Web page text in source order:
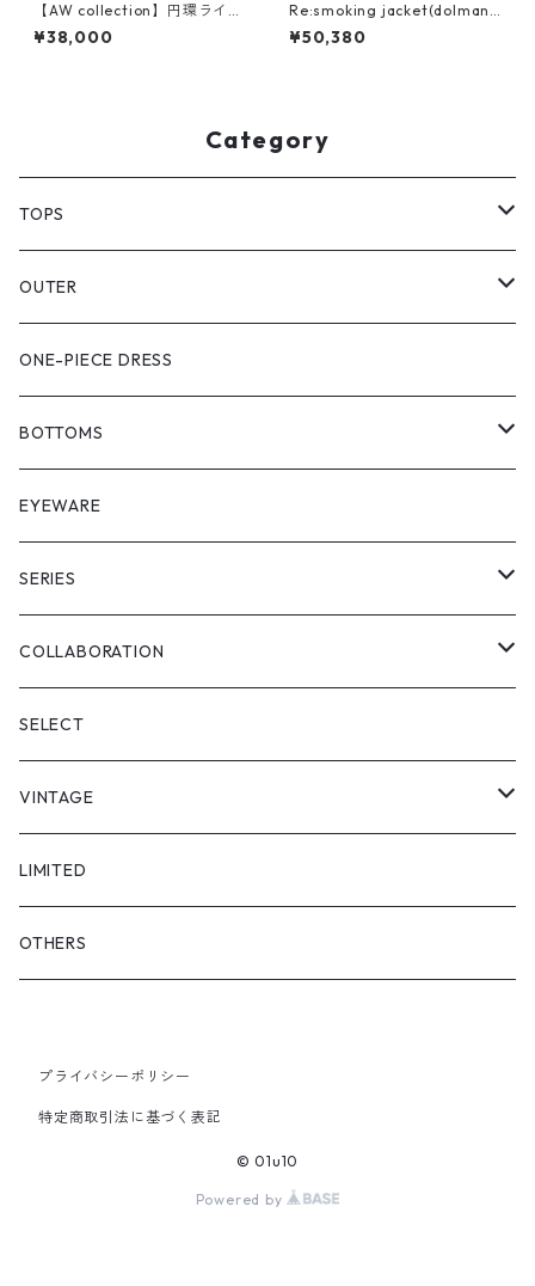
【AW collection】円環ライナ
ー ナイロン両面キルティン
グ
¥38,000
Re:smoking jacket(dolman
sleeve )
¥50,380
Category
TOPS
PULL OVER
SHIRT
VEST
OUTER
VEST
JACKET
COAT
PULL OVER
ONE-PIECE DRESS
BOTTOMS
SHORT LENGS
FULL LENGS
SKIRT
EYEWARE
SERIES
"matoi"
"enkan"
"tsunagi"
"asobi"
COLLABORATION
RADIO EVA
1+O
FULL DIVE
iCONOLOGY
SELECT
VINTAGE
TOPS
OUTER
SHOES & ACCESSORY
LIMITED
OTHERS
プライバシーポリシー
特定商取引法に基づく表記
© 01u10
Powered by